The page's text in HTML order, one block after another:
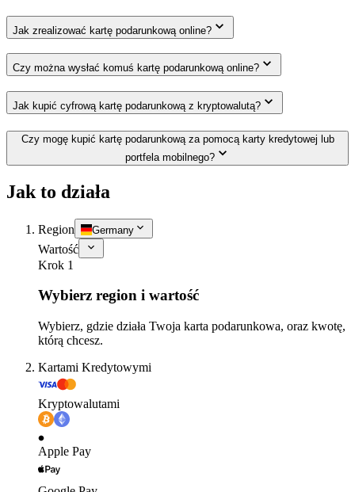
Jak zrealizować kartę podarunkową online?
Czy można wysłać komuś kartę podarunkową online?
Jak kupić cyfrową kartę podarunkową z kryptowalutą?
Czy mogę kupić kartę podarunkową za pomocą karty kredytowej lub
portfela mobilnego?
Jak to działa
Region Germany
Wartość
Krok 1
Wybierz region i wartość
Wybierz, gdzie działa Twoja karta podarunkowa, oraz kwotę,
którą chcesz.
Kartami Kredytowymi
Kryptowalutami
Apple Pay